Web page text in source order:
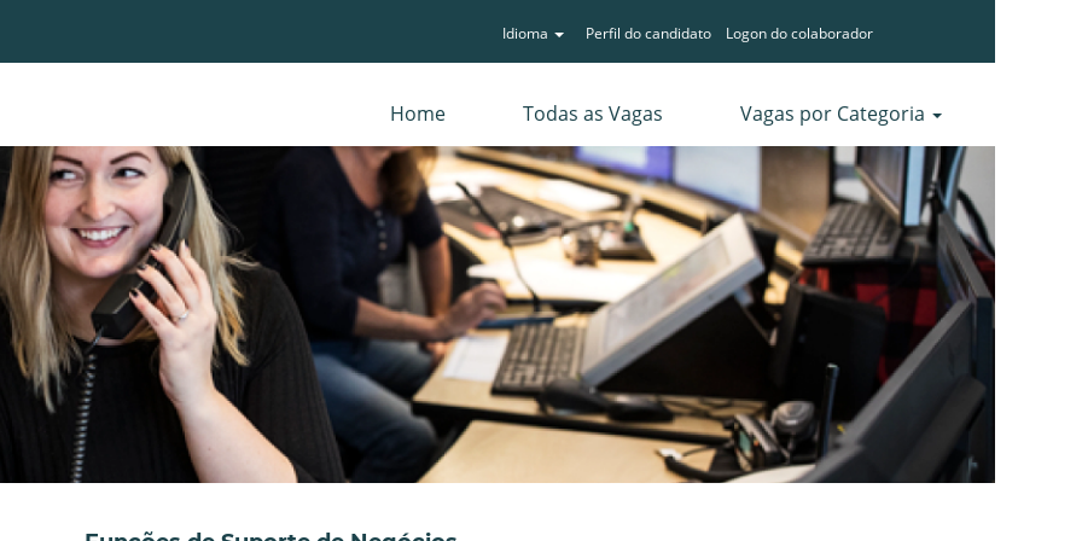
Idioma Perfil do candidato Logon do colaborador
Home Todas as Vagas Vagas por Categoria